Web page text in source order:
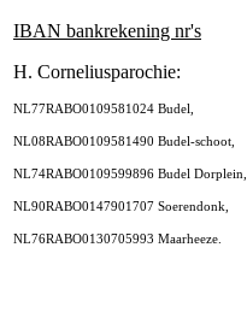
IBAN bankrekening nr's
H. Corneliusparochie:
NL77RABO0109581024 Budel,
NL08RABO0109581490 Budel-schoot,
NL74RABO0109599896 Budel Dorplein,
NL90RABO0147901707 Soerendonk,
NL76RABO0130705993 Maarheeze.